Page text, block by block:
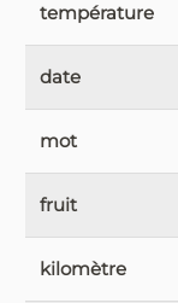
température
date
mot
fruit
kilomètre